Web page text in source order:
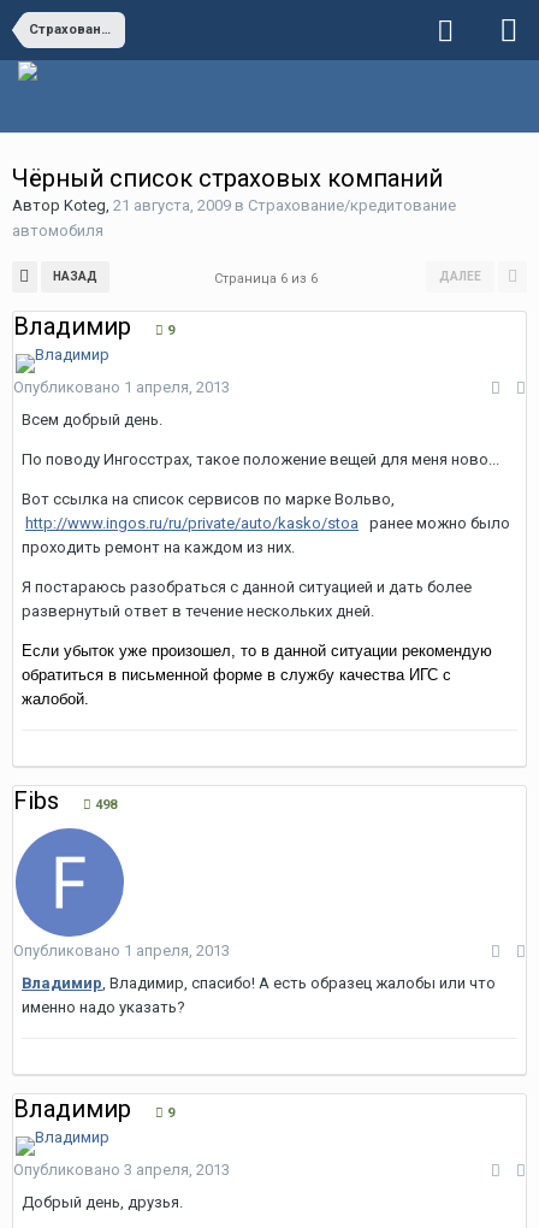
Страхование/кредитование автомобиля
Чёрный список страховых компаний
Автор Koteg, 21 августа, 2009 в Страхование/кредитование
автомобиля
НАЗАД ДАЛЕЕ
Страница 6 из 6
Владимир 9
Опубликовано 1 апреля, 2013
Всем добрый день.
По поводу Ингосстрах, такое положение вещей для меня ново...
Вот ссылка на список сервисов по марке Вольво,
http://www.ingos.ru/ru/private/auto/kasko/stoa ранее можно было
проходить ремонт на каждом из них.
Я постараюсь разобраться с данной ситуацией и дать более
развернутый ответ в течение нескольких дней.
Если убыток уже произошел, то в данной ситуации рекомендую
обратиться в письменной форме в службу качества ИГС с
жалобой.
Fibs 498
Опубликовано 1 апреля, 2013
Владимир, Владимир, спасибо! А есть образец жалобы или что
именно надо указать?
Владимир 9
Опубликовано 3 апреля, 2013
Добрый день, друзья.